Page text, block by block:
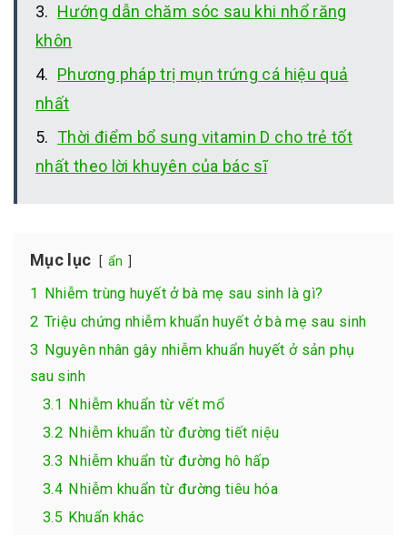
Hướng dẫn chăm sóc sau khi nhổ răng
khôn
Phương pháp trị mụn trứng cá hiệu quả
nhất
Thời điểm bổ sung vitamin D cho trẻ tốt
nhất theo lời khuyên của bác sĩ
Mục lục ẩn
1 Nhiễm trùng huyết ở bà mẹ sau sinh là gì?
2 Triệu chứng nhiễm khuẩn huyết ở bà mẹ sau sinh
3 Nguyên nhân gây nhiễm khuẩn huyết ở sản phụ
sau sinh
3.1 Nhiễm khuẩn từ vết mổ
3.2 Nhiễm khuẩn từ đường tiết niệu
3.3 Nhiễm khuẩn từ đường hô hấp
3.4 Nhiễm khuẩn từ đường tiêu hóa
3.5 Khuẩn khác